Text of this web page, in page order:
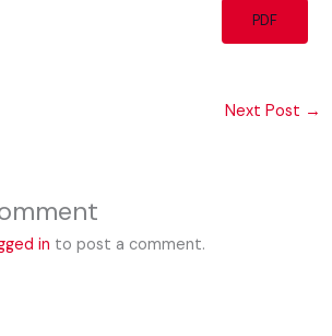
PDF
Next Post →
in to post a comment.